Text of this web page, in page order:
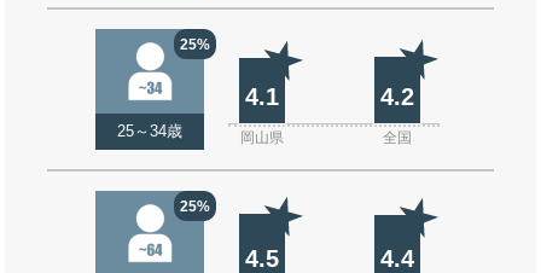
25%
25～34歳
4.1 4.2
岡山県 全国
25%
4.5 4.4